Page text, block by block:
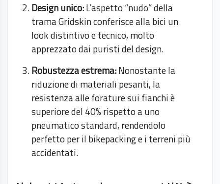
Design unico:L’aspetto “nudo” della
trama Gridskin conferisce alla bici un
look distintivo e tecnico, molto
apprezzato dai puristi del design.
Robustezza estrema:Nonostante la
riduzione di materiali pesanti, la
resistenza alle forature sui fianchi è
superiore del 40% rispetto a uno
pneumatico standard, rendendolo
perfetto per il bikepacking e i terreni più
accidentati.